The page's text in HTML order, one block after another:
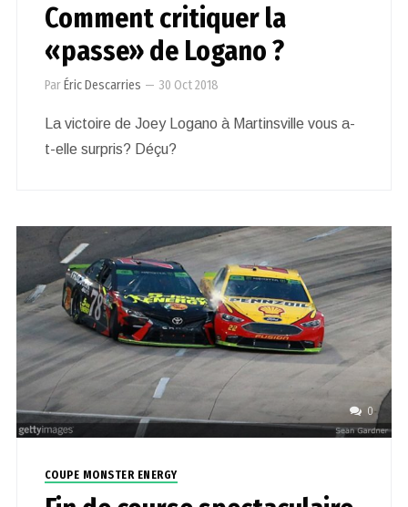
Comment critiquer la
«passe» de Logano ?
ParÉric Descarries — 30 Oct 2018
La victoire de Joey Logano à Martinsville vous a-
t-elle surpris? Déçu?
0
COUPE MONSTER ENERGY